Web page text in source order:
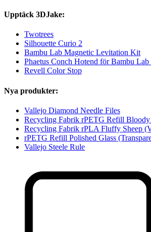
Upptäck 3DJake:
Twotrees
Silhouette Curio 2
Bambu Lab Magnetic Levitation Kit
Phaetus Conch Hotend för Bambu
Revell Color Stop
Nya produkter:
Vallejo Diamond Needle Files
Recycling Fabrik rPETG Refill Bloody
Recycling Fabrik rPLA Fluffy Sheep
rPETG Refill Polished Glass
Vallejo Steele Rule